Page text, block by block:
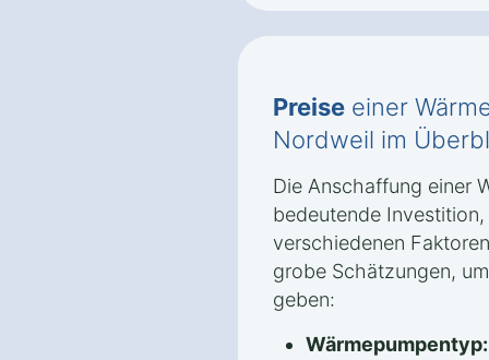
Preise einer
Nordweil im
Die Anschaffung einer
bedeutende
verschiedenen
grobe Schätzungen,
geben:
Wärmepumpentyp: